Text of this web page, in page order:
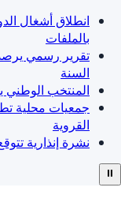
انطلاق أشغال
بالملفات
تقرير رسمي
السنة
المنتخب الوطني
جمعيات محلية
القروية
نشرة إنذارية
⏸